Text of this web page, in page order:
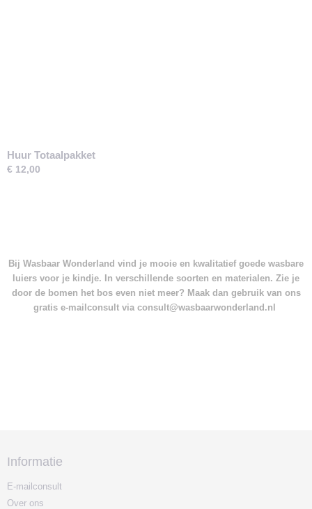
Huur Totaalpakket
€ 12,00
Bij Wasbaar Wonderland vind je mooie en kwalitatief goede wasbare
luiers voor je kindje. In verschillende soorten en materialen. Zie je
door de bomen het bos even niet meer? Maak dan gebruik van ons
gratis e-mailconsult via consult@wasbaarwonderland.nl
Informatie
E-mailconsult
Over ons